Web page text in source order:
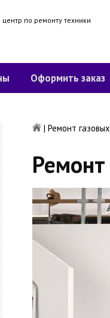
по ремонту техники
Оформить заказ
| Ремонт